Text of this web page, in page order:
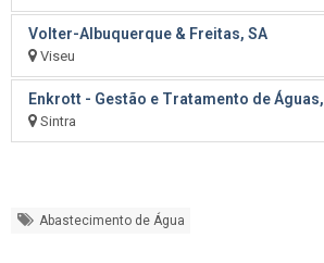
Volter-Albuquerque & Freitas, SA
Viseu
Enkrott - Gestão e Tratamento de
Sintra
Abastecimento de Água